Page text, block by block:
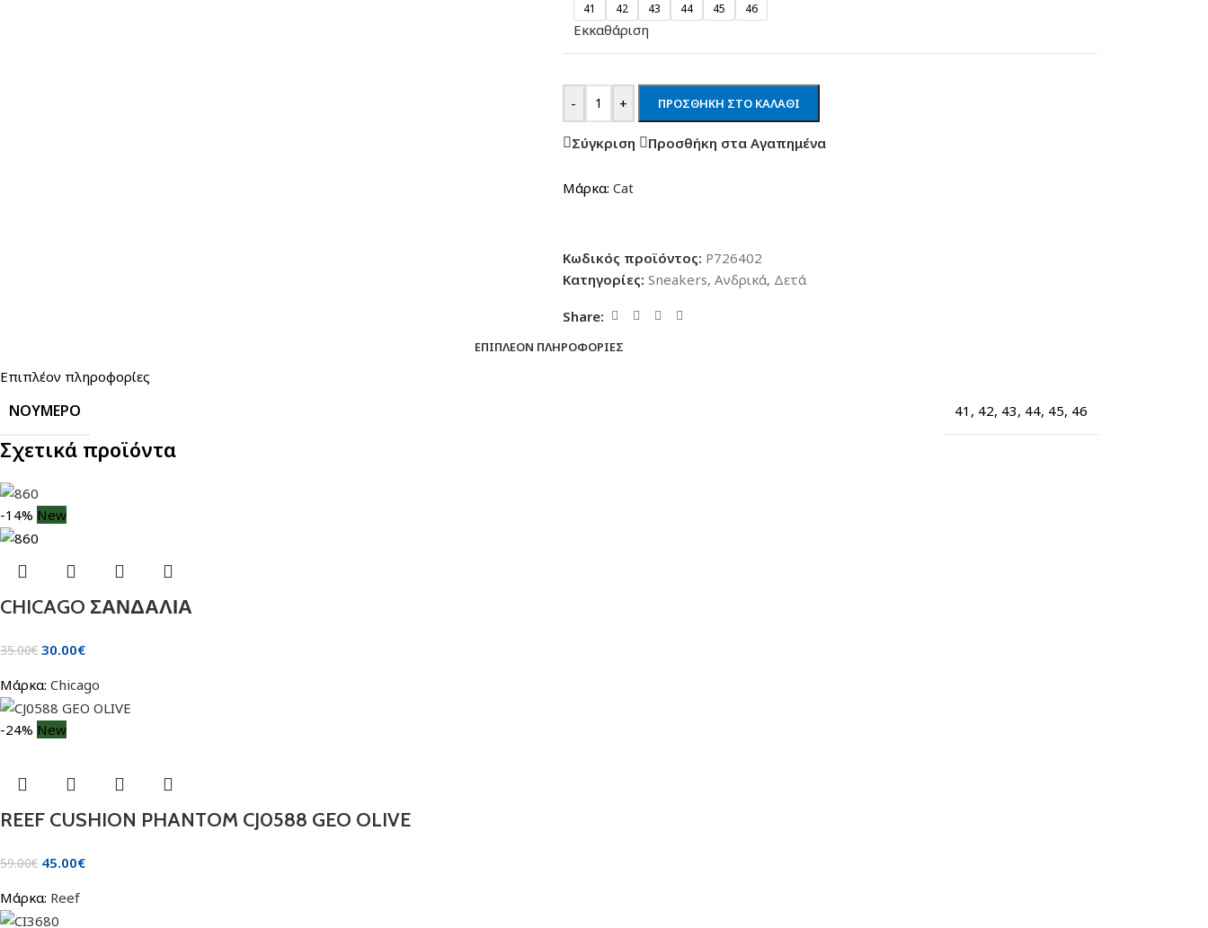
41 42 43 44 45 46
Εκκαθάριση
- + ΠΡΟΣΘΉΚΗ ΣΤΟ ΚΑΛΆΘΙ
Σύγκριση Προσθήκη στα Αγαπημένα
Μάρκα: Cat
Κωδικός προϊόντος: P726402
Κατηγορίες: Sneakers, Ανδρικά, Δετά
Share:
ΕΠΙΠΛΈΟΝ ΠΛΗΡΟΦΟΡΊΕΣ
Επιπλέον πληροφορίες
ΝΟΎΜΕΡΟ 41 , 42, 43, 44, 45, 46
Σχετικά προϊόντα
-14% New
CHICAGO ΣΑΝΔΑΛΙΑ
35.00€ 30.00€
Μάρκα: Chicago
-24% New
REEF CUSHION PHANTOM CJ0588 GEO OLIVE
59.00€ 45.00€
Μάρκα: Reef